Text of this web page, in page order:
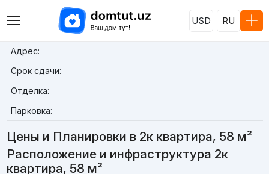
USD RU
Адрес:
Срок сдачи:
Отделка:
Парковка:
Цены и Планировки в 2к квартира, 58 м²
Расположение и инфраструктура 2к
квартира, 58 м²